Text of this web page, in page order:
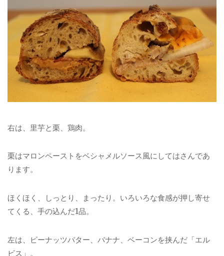
右は、里芋と栗、鶏肉。
栗はマロンペーストをベシャメルソース風にしてはさんであ
ります。
ほくほく、しっとり、まったり。いろいろな食感が押し寄せ
てくる、手の込んだ1品。
左は、ピーナッツバター、バナナ、ベーコンを挟んだ「エル
ビス」。